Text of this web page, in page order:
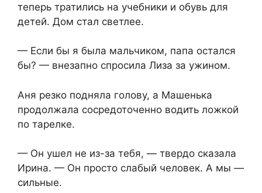
теперь тратились на учебники и обувь для
детей. Дом стал светлее.
— Если бы я была мальчиком, папа остался
бы? — внезапно спросила Лиза за ужином.
Аня резко подняла голову, а Машенька
продолжала сосредоточенно водить ложкой
по тарелке.
— Он ушел не из-за тебя, — твердо сказала
Ирина. — Он просто слабый человек. А мы —
сильные.